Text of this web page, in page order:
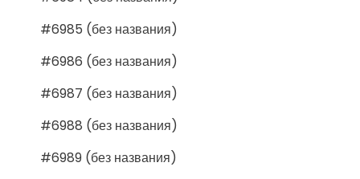
#6985 (без названия)
#6986 (без названия)
#6987 (без названия)
#6988 (без названия)
#6989 (без названия)